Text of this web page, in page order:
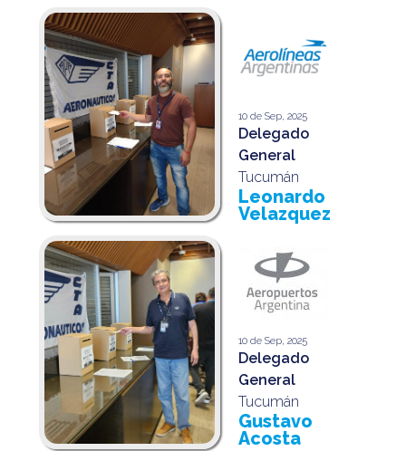
10 de Sep, 2025
Delegado
General
Tucumán
Leonardo
Velazquez
10 de Sep, 2025
Delegado
General
Tucumán
Gustavo
Acosta